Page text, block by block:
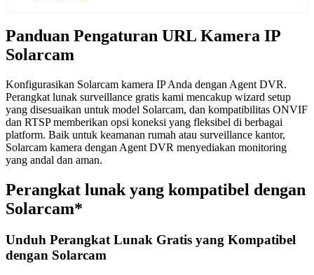
Panduan Pengaturan URL Kamera IP
Solarcam
Konfigurasikan Solarcam kamera IP Anda dengan Agent DVR.
Perangkat lunak surveillance gratis kami mencakup wizard setup
yang disesuaikan untuk model Solarcam, dan kompatibilitas ONVIF
dan RTSP memberikan opsi koneksi yang fleksibel di berbagai
platform. Baik untuk keamanan rumah atau surveillance kantor,
Solarcam kamera dengan Agent DVR menyediakan monitoring
yang andal dan aman.
Perangkat lunak yang kompatibel dengan
Solarcam*
Unduh Perangkat Lunak Gratis yang Kompatibel
dengan Solarcam